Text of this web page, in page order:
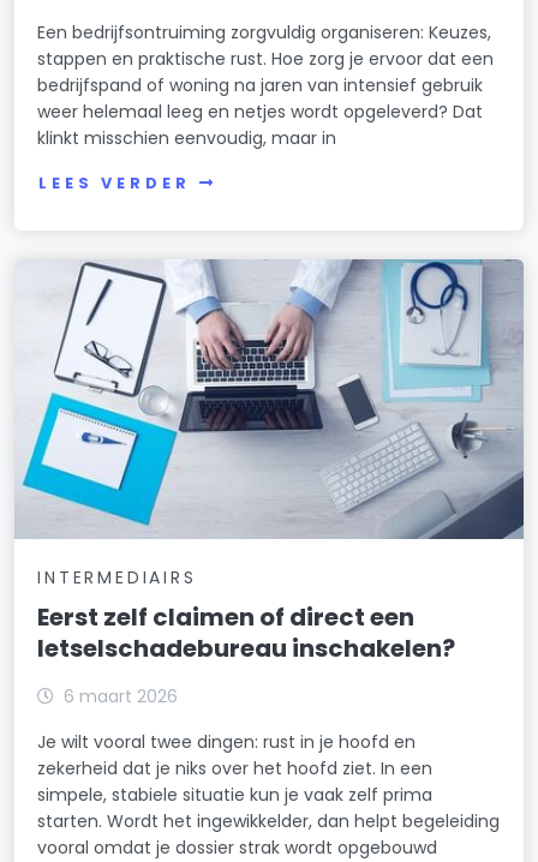
Een bedrijfsontruiming zorgvuldig organiseren: Keuzes,
stappen en praktische rust. Hoe zorg je ervoor dat een
bedrijfspand of woning na jaren van intensief gebruik
weer helemaal leeg en netjes wordt opgeleverd? Dat
klinkt misschien eenvoudig, maar in
LEES VERDER
INTERMEDIAIRS
Eerst zelf claimen of direct een
letselschadebureau inschakelen?
6 maart 2026
Je wilt vooral twee dingen: rust in je hoofd en
zekerheid dat je niks over het hoofd ziet. In een
simpele, stabiele situatie kun je vaak zelf prima
starten. Wordt het ingewikkelder, dan helpt begeleiding
vooral omdat je dossier strak wordt opgebouwd